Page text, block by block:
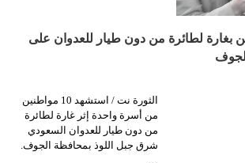
10 مواطنين بغارة لطائرة من دون طيار للعدوان على
الثورة نت / استشهد 10 مواطنين
من أسرة واحدة إثر غارة لطائرة
من دون طيار للعدوان السعودي
شرق جبل اللوذ بمحافظة الجوف.